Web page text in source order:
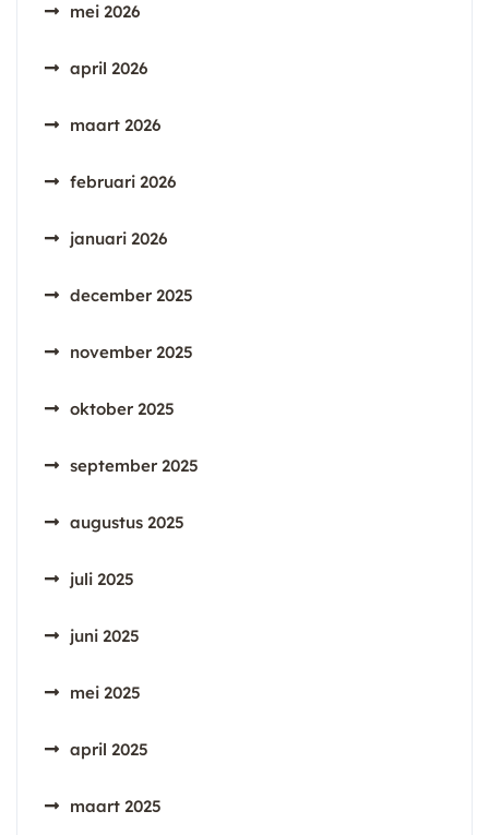
mei 2026
april 2026
maart 2026
februari 2026
januari 2026
december 2025
november 2025
oktober 2025
september 2025
augustus 2025
juli 2025
juni 2025
mei 2025
april 2025
maart 2025